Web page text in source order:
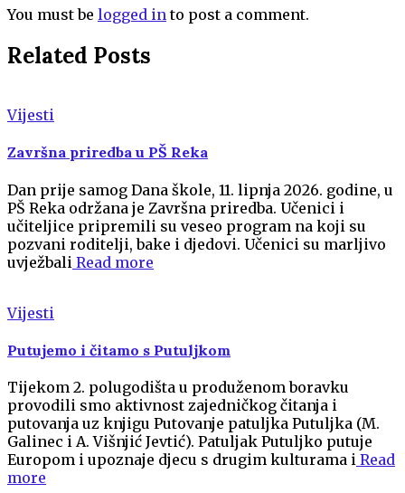
You must be logged into post a comment.
Related Posts
Vijesti
Završna priredba u PŠ Reka
Dan prije samog Dana škole, 11. lipnja 2026. godine, u
PŠ Reka održana je Završna priredba. Učenici i
učiteljice pripremili su veseo program na koji su
pozvani roditelji, bake i djedovi. Učenici su marljivo
uvježbali Read more
Vijesti
Putujemo i čitamo s Putuljkom
Tijekom 2. polugodišta u produženom boravku
provodili smo aktivnost zajedničkog čitanja i
putovanja uz knjigu Putovanje patuljka Putuljka (M.
Galinec i A. Višnjić Jevtić). Patuljak Putuljko putuje
Europom i upoznaje djecu s drugim kulturama i Read
more